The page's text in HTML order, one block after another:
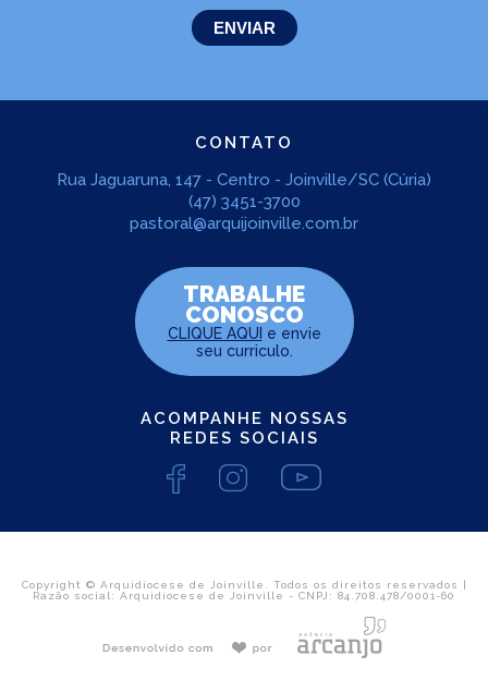
CONTATO
Rua Jaguaruna, 147 - Centro - Joinville/SC (Cúria)
(47) 3451-3700
pastoral@arquijoinville.com.br
TRABALHE
CONOSCO
CLIQUE AQUI e envie
seu curriculo.
ACOMPANHE NOSSAS
REDES SOCIAIS
Copyright © Arquidiocese de Joinville. Todos os direitos reservados |
Razão social: Arquidiocese de Joinville - CNPJ: 84.708.478/0001-60